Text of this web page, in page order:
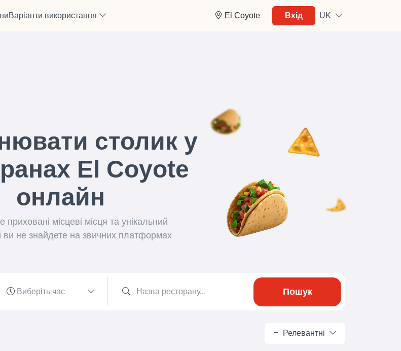
Варіанти використання El Coyote Вхід UK
столик у
El Coyote
онлайн
місцеві місця та унікальний
ви не знайдете на звичних платформах
Пошук
Релевантні